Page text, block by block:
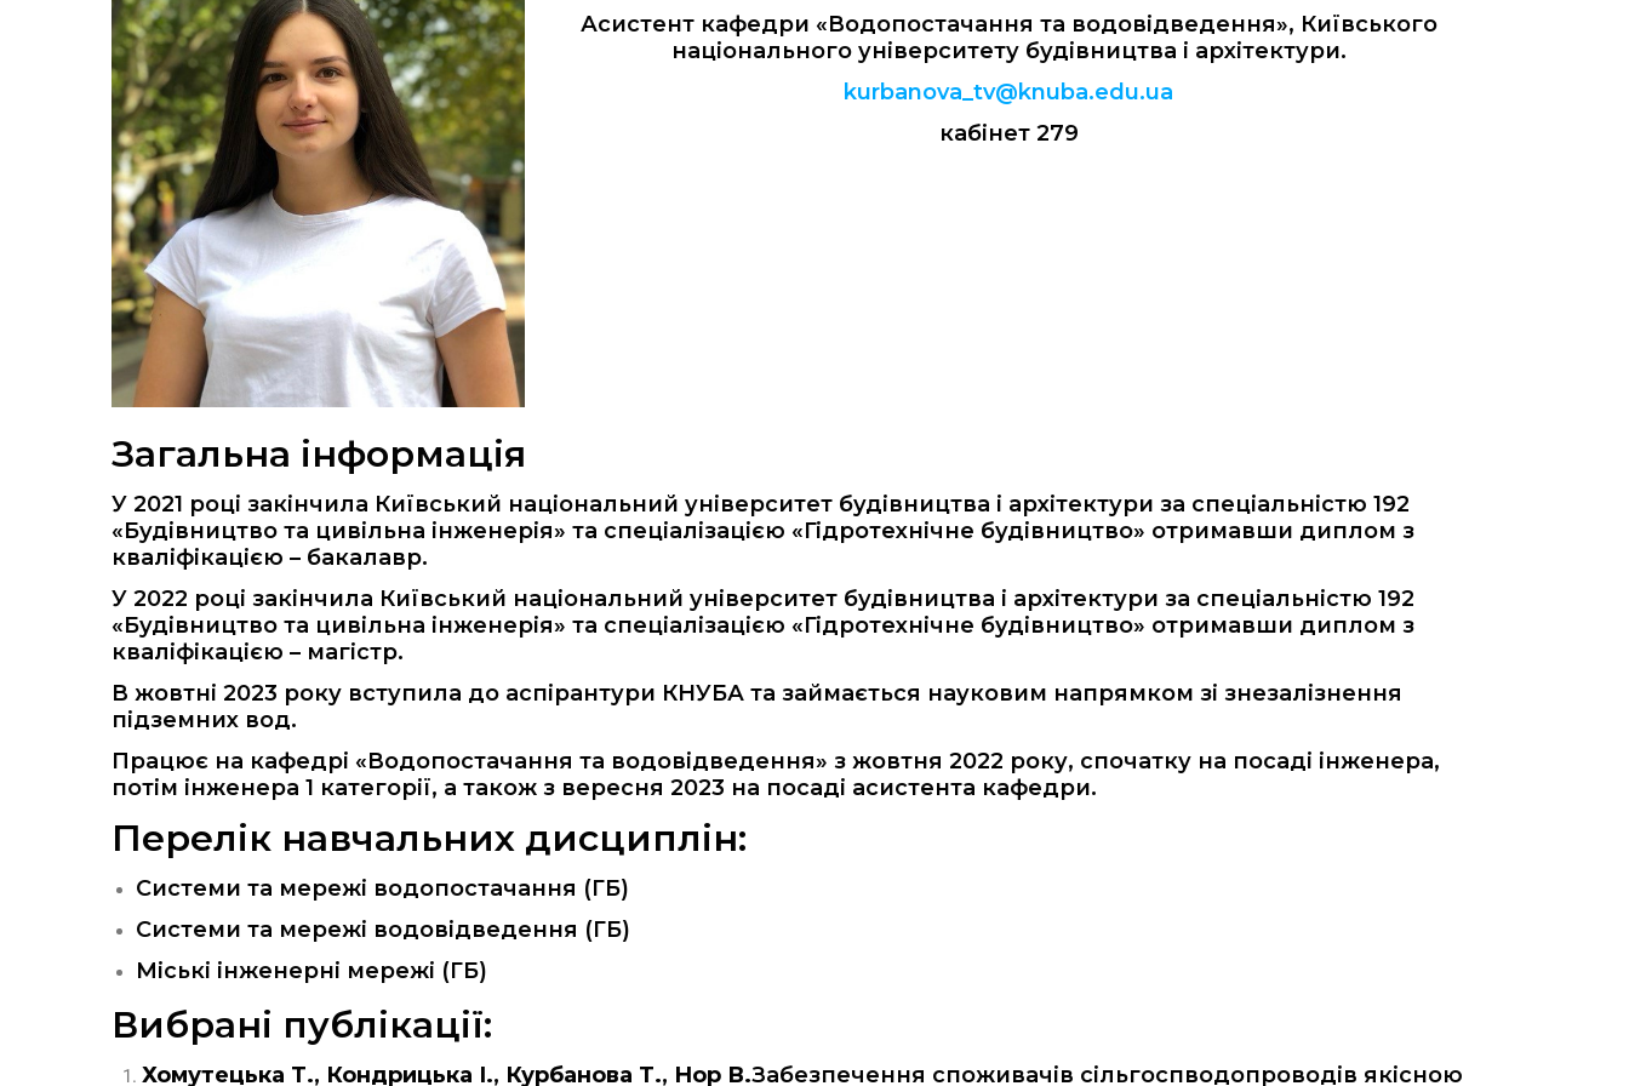
Асистент кафедри «Водопостачання та водовідведення», Київського
національного університету будівництва і архітектури.
kurbanova_tv@knuba.edu.ua
кабінет 279
Загальна інформація
У 2021 році закінчила Київський національний університет будівництва і архітектури за спеціальністю 192
«Будівництво та цивільна інженерія» та спеціалізацією «Гідротехнічне будівництво» отримавши диплом з
кваліфікацією – бакалавр.
У 2022 році закінчила Київський національний університет будівництва і архітектури за спеціальністю 192
«Будівництво та цивільна інженерія» та спеціалізацією «Гідротехнічне будівництво» отримавши диплом з
кваліфікацією – магістр.
В жовтні 2023 року вступила до аспірантури КНУБА та займається науковим напрямком зі знезалізнення
підземних вод.
Працює на кафедрі «Водопостачання та водовідведення» з жовтня 2022 року, спочатку на посаді інженера,
потім інженера 1 категорії, а також з вересня 2023 на посаді асистента кафедри.
Перелік навчальних дисциплін:
Системи та мережі водопостачання (ГБ)
Системи та мережі водовідведення (ГБ)
Міські інженерні мережі (ГБ)
Вибрані публікації:
Хомутецька Т., Кондрицька І., Курбанова Т., Нор В.Забезпечення споживачів сільгоспводопроводів якісною